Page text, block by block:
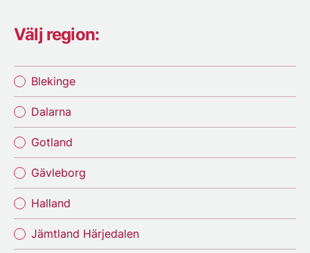
Välj region:
Blekinge
Dalarna
Gotland
Gävleborg
Halland
Jämtland Härjedalen